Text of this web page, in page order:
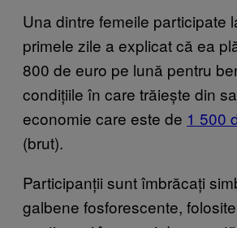
Una dintre femeile participate
primele zile a explicat că ea
800 de euro pe lună pentru
condițiile în care trăiește din
economie care este de 1 500
(brut).
Participanții sunt îmbrăcați
galbene fosforescente,